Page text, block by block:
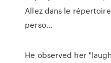
Allez dans le
perso...
He observed her